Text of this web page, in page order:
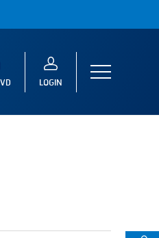
LOGIN
Menu